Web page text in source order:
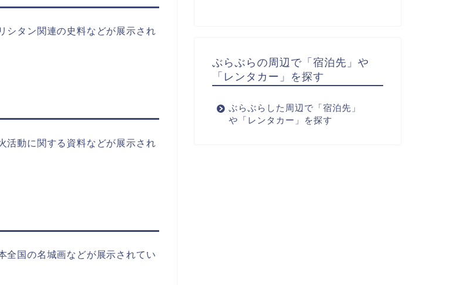
シタン関連の史料などが展示され
活動に関する資料などが展示され
全国の名城画などが展示されてい
ぶらぶらの周辺で「宿泊先」や
「レンタカー」を探す
ぶらぶらした周辺で「宿泊先」
や「レンタカー」を探す